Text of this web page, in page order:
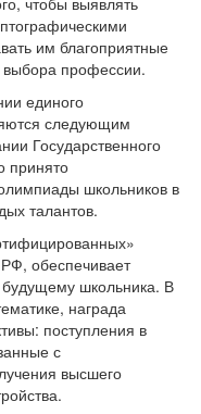
им благоприятные
выбора профессии.
единого
следующим
Государственного
принято
школьников в
талантов.
обеспечивает
школьника. В
награда
поступления в
с
высшего